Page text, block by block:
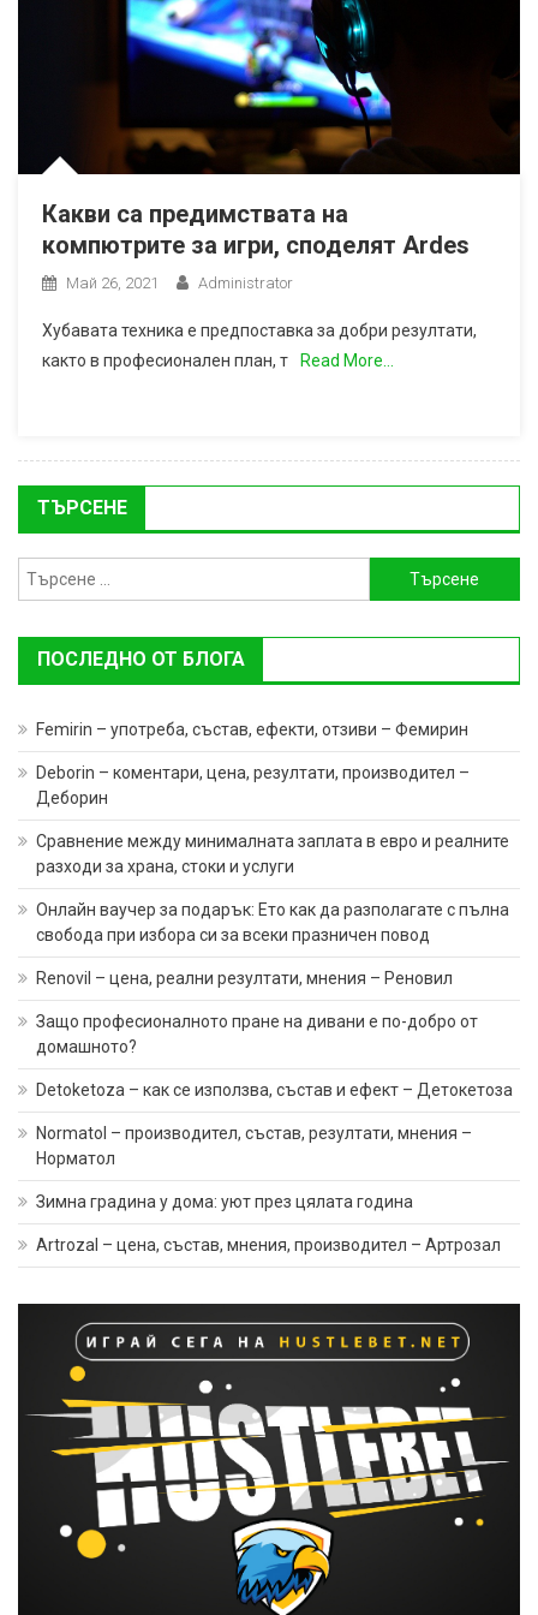
Какви са предимствата на
компютрите за игри, споделят Ardes
Май 26, 2021 Administrator
Хубавата техника е предпоставка за добри резултати,
както в професионален план, т
Read More…
ТЪРСЕНЕ
Търсене
за:
ПОСЛЕДНО ОТ БЛОГА
Femirin – употреба, състав, ефекти, отзиви – Фемирин
Deborin – коментари, цена, резултати, производител –
Деборин
Сравнение между минималната заплата в евро и реалните
разходи за храна, стоки и услуги
Онлайн ваучер за подарък: Ето как да разполагате с пълна
свобода при избора си за всеки празничен повод
Renovil – цена, реални резултати, мнения – Реновил
Защо професионалното пране на дивани е по-добро от
домашното?
Detoketoza – как се използва, състав и ефект – Детокетоза
Normatol – производител, състав, резултати, мнения –
Норматол
Зимна градина у дома: уют през цялата година
Artrozal – цена, състав, мнения, производител – Артрозал